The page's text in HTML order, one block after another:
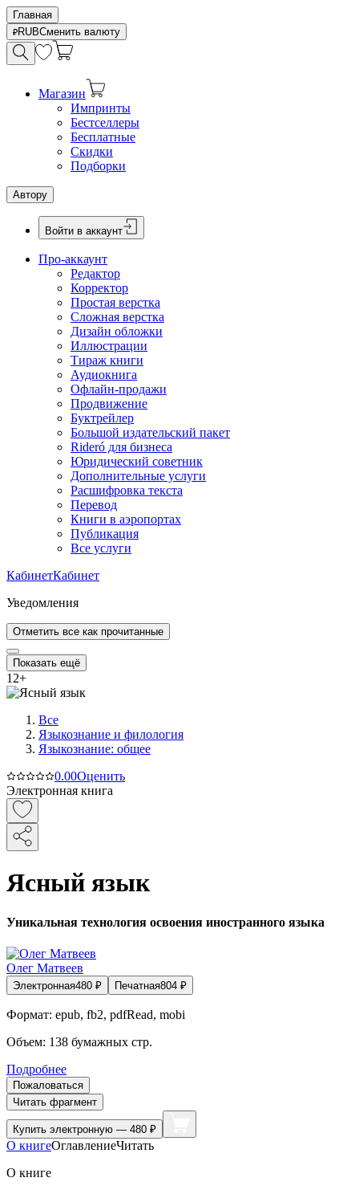
Главная
RUBСменить валюту
Магазин
Импринты
Бестселлеры
Бесплатные
Скидки
Подборки
Автору
Войти в аккаунт
Про-аккаунт
Редактор
Корректор
Простая верстка
Сложная верстка
Дизайн обложки
Иллюстрации
Тираж книги
Аудиокнига
Офлайн-продажи
Продвижение
Буктрейлер
Большой издательский пакет
Rideró для бизнеса
Юридический советник
Дополнительные услуги
Расшифровка текста
Перевод
Книги в аэропортах
Публикация
Все услуги
КабинетКабинет
Уведомления
Отметить все как прочитанные
Показать ещё
12+
Все
Языкознание и филология
Языкознание: общее
0.00Оценить
Электронная книга
Ясный язык
Уникальная технология освоения иностранного языка
Олег Матвеев
Электронная480 ₽ Печатная804 ₽
Формат: epub, fb2, pdfRead, mobi
Объем: 138 бумажных стр.
Подробнее
Пожаловаться
Читать фрагмент
Купить электронную — 480 ₽
О книгеОглавлениеЧитать
О книге